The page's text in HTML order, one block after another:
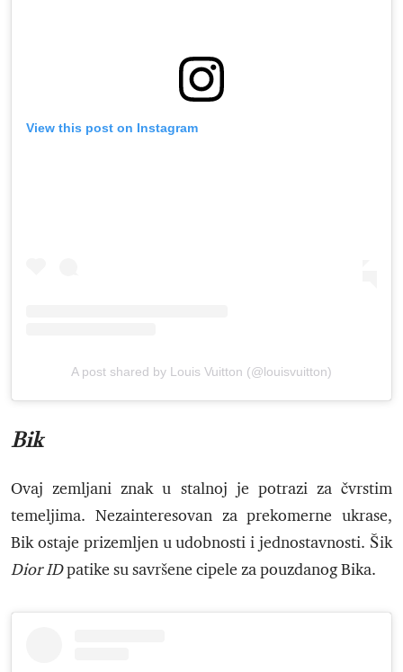
View this post on Instagram
A post shared by Louis Vuitton (@louisvuitton)
Bik
Ovaj zemljani znak u stalnoj je potrazi za čvrstim
temeljima. Nezainteresovan za prekomerne ukrase,
Bik ostaje prizemljen u udobnosti i jednostavnosti. Šik
Dior IDpatike su savršene cipele za pouzdanog Bika.